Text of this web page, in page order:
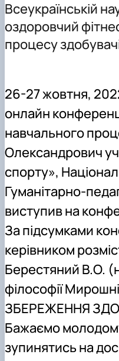
Trust Box
Educational and
Collaboration with
Як стати
Чому НУБіП України
Правила прийому
Вибіркові
Курсові роботи
Практичне навчання
Навчально-
Освітні програми
Робочі програми
Вибіркові
Гостьові лекції
Атестація
Результати
Додаткова
Акредитація
Договори про
Науковий гурток
Всеукраїнській
оздоровчий
процесу
26-27 жовтня,
онлайн
навчального
Олександрович
спорту»,
Гуманітарно-
виступив на
За підсумками
керівником
Берестяний В.О.
філософії
ЗБЕРЕЖЕННЯ
Бажаємо
зупинятись на